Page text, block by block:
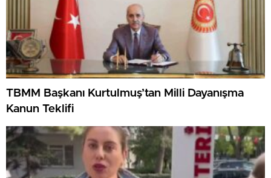
TBMM Başkanı Kurtulmuş’tan Milli Dayanışma
Kanun Teklifi